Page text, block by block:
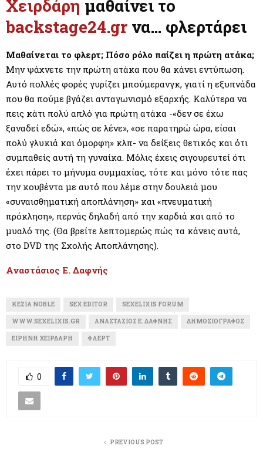
E
N
U
Χειρδάρη μαθαίνει το
backstage24.gr να… φλερτάρει
Μαθαίνεται το φλερτ; Πόσο ρόλο παίζει η πρώτη ατάκα;
Μην ψάχνετε την πρώτη ατάκα που θα κάνει εντύπωση.
Αυτό πολλές φορές γυρίζει μπούμερανγκ, γιατί η εξυπνάδα
που θα πούμε βγάζει ανταγωνισμό εξαρχής. Καλύτερα να
πεις κάτι πολύ απλό για πρώτη ατάκα -«δεν σε έχω
ξαναδεί εδώ», «πώς σε λένε», «σε παρατηρώ ώρα, είσαι
πολύ γλυκιά και όμορφη» κλπ- να δείξεις θετικός και ότι
συμπαθείς αυτή τη γυναίκα. Μόλις έχεις σιγουρευτεί ότι
έχει πάρει το μήνυμα συμμαχίας, τότε και μόνο τότε πας
την κουβέντα με αυτό που λέμε στην δουλειά μου
«συναισθηματική αποπλάνηση» και «πνευματική
πρόκληση», περνάς δηλαδή από την καρδιά και από το
μυαλό της. (Θα βρείτε λεπτομερώς πώς τα κάνεις αυτά,
στο DVD της Σχολής Αποπλάνησης).
Αναστάσιος Ε. Δαφνής
KEZIA NOBLE SEX EDITOR SEXELIXIS FORUM
WWW.SEXELIXIS.GR ΑΝΑΣΤΆΣΙΟΣ Ε. ΔΑΦΝΉΣ ΔΗΜΟΣΙΟΓΡΆΦΟΣ
ΕΙΡΉΝΗ ΧΕΙΡΔΆΡΗ ΦΛΈΡΤ
0
PREVIOUS POST